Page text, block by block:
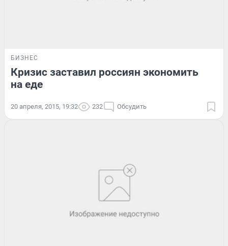
БИЗНЕС
Кризис заставил россиян экономить
на еде
20 апреля, 2015, 19:32 232 Обсудить